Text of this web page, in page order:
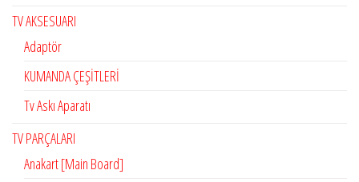
TV AKSESUARI
Adaptör
KUMANDA ÇEŞİTLERİ
Tv Askı Aparatı
TV PARÇALARI
Anakart [Main Board]